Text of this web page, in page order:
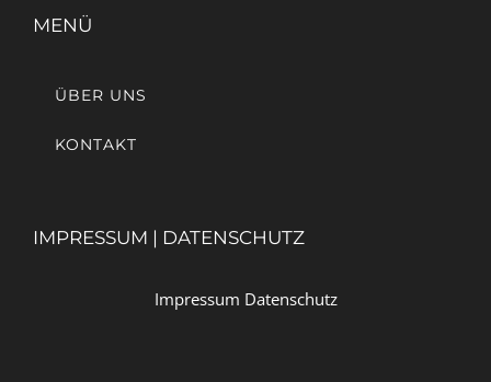
MENÜ
ÜBER UNS
KONTAKT
IMPRESSUM | DATENSCHUTZ
Impressum Datenschutz